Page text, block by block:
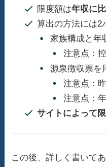
限度額は年収に
算出の方法には2
家族構成と年
注意点：
源泉徴収票を
注意点：
注意点：
サイトによって
この後、詳しく書いて